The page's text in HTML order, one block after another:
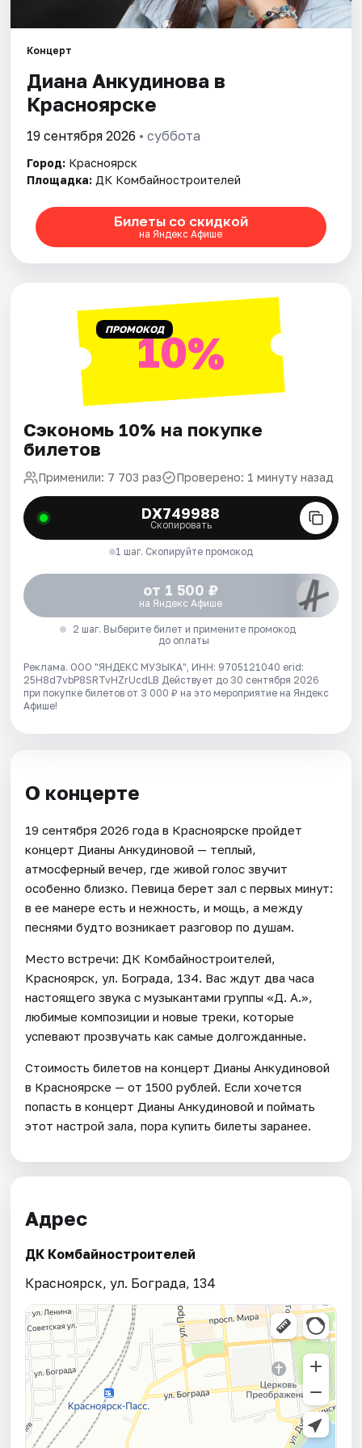
Площадки
Артисты
Концерт
Диана Анкудинова в
Красноярске
19 сентября 2026 • суббота
Город: Красноярск
Площадка: ДК Комбайностроителей
Билеты со скидкой
на Яндекс Афише
ПРОМОКОД10%
Сэкономь 10% на покупке
билетов
Применили: 7 703 раз Проверено: 1 минуту назад
DX749988
Скопировать
1 шаг. Скопируйте промокод
от 1 500 ₽
на Яндекс Афише
2 шаг. Выберите билет и примените промокод
до оплаты
Реклама. ООО "ЯНДЕКС МУЗЫКА", ИНН: 9705121040 erid:
25H8d7vbP8SRTvHZrUcdLB Действует до 30 сентября 2026
при покупке билетов от 3 000 ₽ на это мероприятие на Яндекс
Афише!
О концерте
19 сентября 2026 года в Красноярске пройдет
концерт Дианы Анкудиновой — теплый,
атмосферный вечер, где живой голос звучит
особенно близко. Певица берет зал с первых минут:
в ее манере есть и нежность, и мощь, а между
песнями будто возникает разговор по душам.
Место встречи: ДК Комбайностроителей,
Красноярск, ул. Бограда, 134. Вас ждут два часа
настоящего звука с музыкантами группы «Д. А.»,
любимые композиции и новые треки, которые
успевают прозвучать как самые долгожданные.
Стоимость билетов на концерт Дианы Анкудиновой
в Красноярске — от 1500 рублей. Если хочется
попасть в концерт Дианы Анкудиновой и поймать
этот настрой зала, пора купить билеты заранее.
Адрес
ДК Комбайностроителей
Красноярск, ул. Бограда, 134